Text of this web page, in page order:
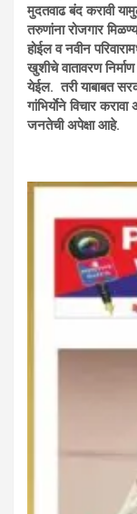
मुदतवाढ बंद करावी
तरुणांना रोजगार
होईल व नवीन
खुशीचे वातावरण
येईल. तरी याबाबत
गांभिर्याेने विचार
जनतेची अपेक्षा आहे.